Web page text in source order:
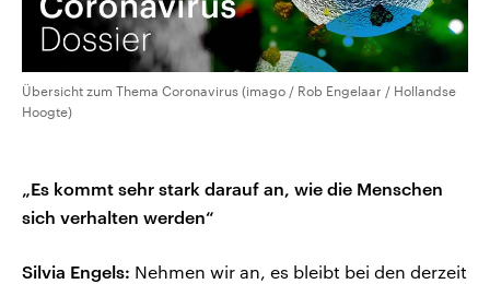
Übersicht zum Thema Coronavirus (imago / Rob Engelaar / Hollandse
Hoogte)
„Es kommt sehr stark darauf an, wie die Menschen
sich verhalten werden“
Silvia Engels: Nehmen wir an, es bleibt bei den derzeit